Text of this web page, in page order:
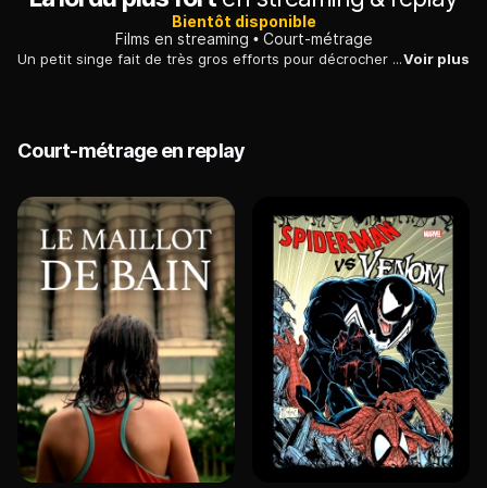
Bientôt disponible
Films en streaming
Court-métrage
Un petit singe fait de très gros efforts pour décrocher une énorme banane. Mais un singe plus fort que lui estime se l'approprie...Voir plus
Court-métrage en replay